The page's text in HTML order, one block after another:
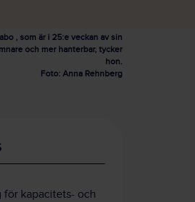
, som är i 25:e veckan av sin
och mer hanterbar, tycker
hon.
Foto: Anna Rehnberg
för kapacitets- och